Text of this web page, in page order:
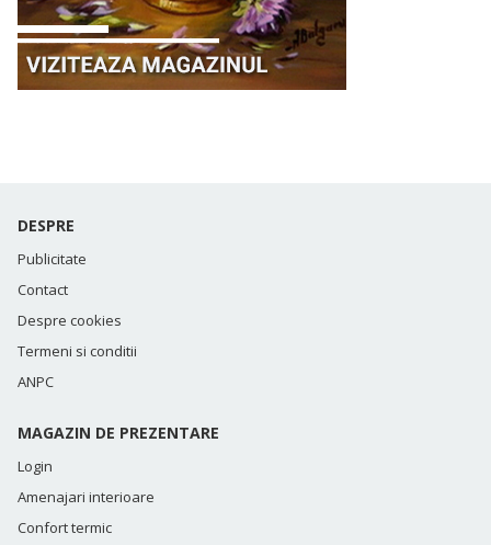
DESPRE
Publicitate
Contact
Despre cookies
Termeni si conditii
ANPC
MAGAZIN DE PREZENTARE
Login
Amenajari interioare
Confort termic